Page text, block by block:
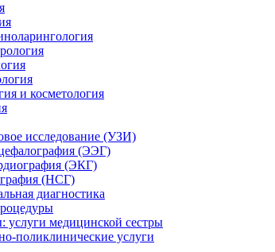
и косметология
исследование (УЗИ)
(ЭЭГ)
(ЭКГ)
(НСГ)
диагностика
услуги медицинской сестры
поликлинические услуги